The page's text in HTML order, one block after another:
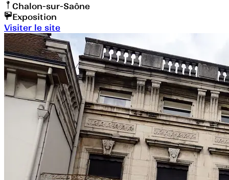
Chalon-sur-Saône
Exposition
Visiter le site